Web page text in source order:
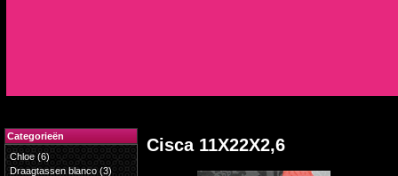
Cisca 11X22X2,6
Categorieën
Chloe(6)
Draagtassen blanco (3)